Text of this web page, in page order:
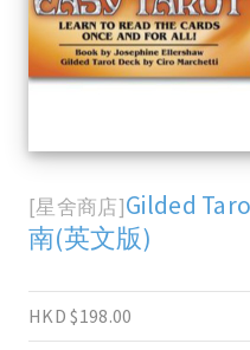
[星舍商店]Gilded
南(英文版)
HKD $198.00